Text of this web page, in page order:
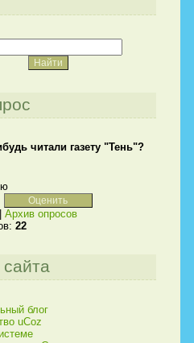
читали газету "Тень"?
Архив опросов
22
блог
uCoz